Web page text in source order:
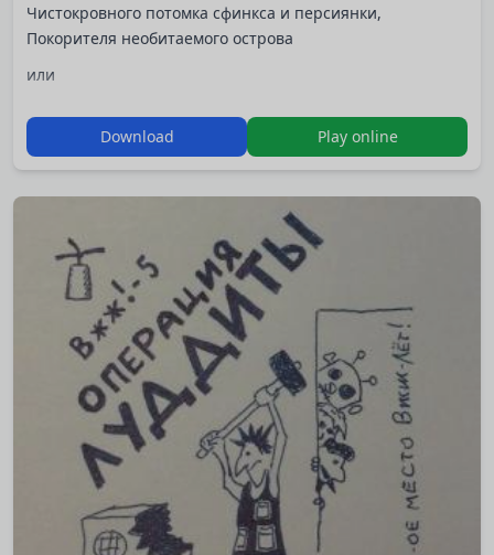
Чистокровного потомка сфинкса и персиянки,
Покорителя необитаемого острова
или
и целого писка мало
На этот раз приключения подстерегли Филимона на
шхуне.
Дикие, агрессивные крысы заполонили корабль, и
чтобы справиться с ними, Филу придётся постараться!
В игре есть пять достижений. Какие? Найдите сами! :)
Download Play online